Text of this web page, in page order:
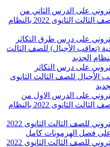
على الدرس الثاني من
فصل التكاثر للصف الثالث الثانوى 2022 بالنظام
على درس طرق التكاثر
(تعاقب الأجيال) للصف الثالث
على درس التكاثر
الأجيال للصف الثالث الثانوى
على الدرس الاول من
فصل التكاثر للصف الثالث الثانوى 2022 بالنظام
اختبار أحياء الكتروني للصف الثالث الثانوى 2022
على فصل الهرمونات كامل
اختبار أحياء الكتروني للصف الثالث الثانوى 2022